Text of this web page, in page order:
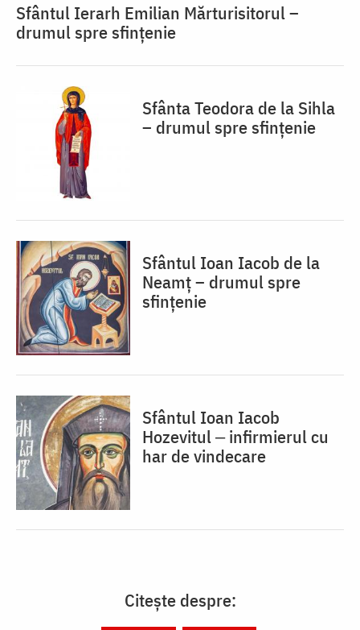
Sfântul Ierarh Emilian Mărturisitorul –
drumul spre sfințenie
Sfânta Teodora de la Sihla
– drumul spre sfințenie
Sfântul Ioan Iacob de la
Neamț – drumul spre
sfințenie
Sfântul Ioan Iacob
Hozevitul ‒ infirmierul cu
har de vindecare
Citește despre: